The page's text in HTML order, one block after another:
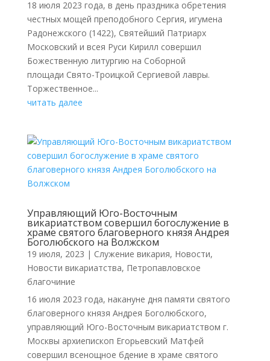
18 июля 2023 года, в день праздника обретения
честных мощей преподобного Сергия, игумена
Радонежского (1422), Святейший Патриарх
Московский и всея Руси Кирилл совершил
Божественную литургию на Соборной
площади Свято-Троицкой Сергиевой лавры.
Торжественное...
читать далее
Управляющий Юго-Восточным
викариатством совершил богослужение в
храме святого благоверного князя Андрея
Боголюбского на Волжском
19 июля, 2023 | Cлужение викария, Новости,
Новости викариатства, Петропавловское
благочиние
16 июля 2023 года, накануне дня памяти святого
благоверного князя Андрея Боголюбского,
управляющий Юго-Восточным викариатством г.
Москвы архиепископ Егорьевский Матфей
совершил всенощное бдение в храме святого